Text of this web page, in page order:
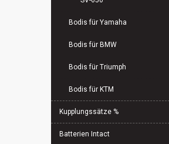
Bodis für Yamaha
Bodis für BMW
Bodis für Triumph
Bodis für KTM
Kupplungssätze %
Batterien Intact